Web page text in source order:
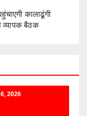
कालाढूंगी
व्यापक बैठक